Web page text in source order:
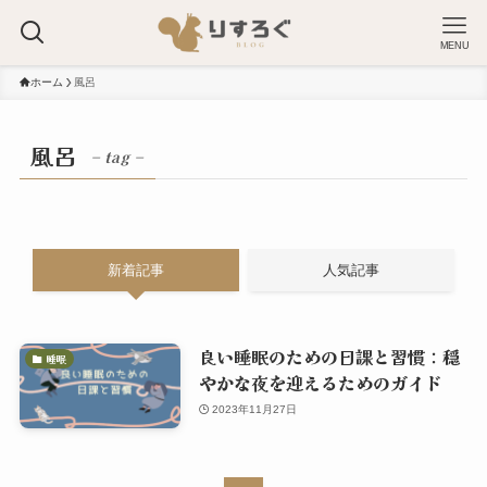
MENU
ホーム 風呂
風呂 – tag –
新着記事 人気記事
睡眠
良い睡眠のための日課と習慣：穏
やかな夜を迎えるためのガイド
2023年11月27日